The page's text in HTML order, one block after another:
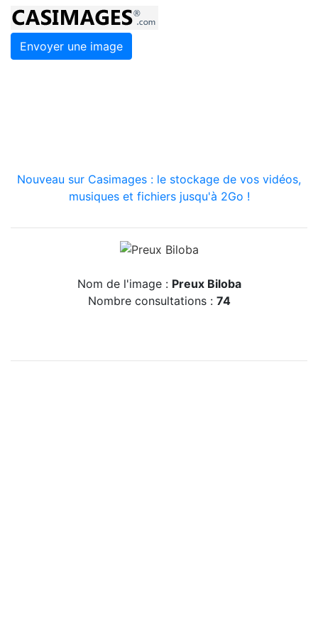
Envoyer une image
Nouveau sur Casimages : le stockage de vos vidéos,
musiques et fichiers jusqu'à 2Go !
Nom de l'image : Preux Biloba
Nombre consultations : 74